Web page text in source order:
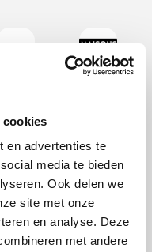
cookies
en advertenties te
media te bieden
Ook delen we
site met onze
en analyse. Deze
met andere